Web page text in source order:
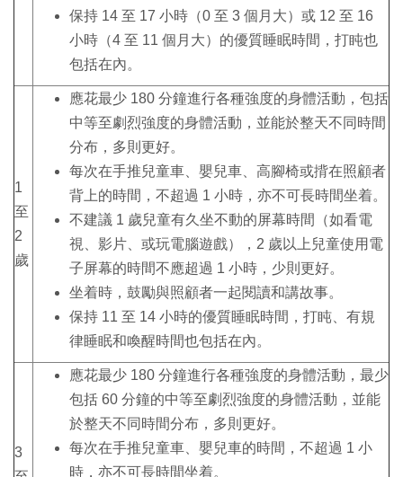
保持 14 至 17 小時（0 至 3 個月大）或 12 至 16
小時（4 至 11 個月大）的優質睡眠時間，打盹也
包括在內。
1
至
2
歲
應花最少 180 分鐘進行各種強度的身體活動，包括
中等至劇烈強度的身體活動，並能於整天不同時間
分布，多則更好。
每次在手推兒童車、嬰兒車、高腳椅或揹在照顧者
背上的時間，不超過 1 小時，亦不可長時間坐着。
不建議 1 歲兒童有久坐不動的屏幕時間（如看電
視、影片、或玩電腦遊戲），2 歲以上兒童使用電
子屏幕的時間不應超過 1 小時，少則更好。
坐着時，鼓勵與照顧者一起閱讀和講故事。
保持 11 至 14 小時的優質睡眠時間，打盹、有規
律睡眠和喚醒時間也包括在內。
3
應花最少 180 分鐘進行各種強度的身體活動，最少
包括 60 分鐘的中等至劇烈強度的身體活動，並能
於整天不同時間分布，多則更好。
每次在手推兒童車、嬰兒車的時間，不超過 1 小
時，亦不可長時間坐着。